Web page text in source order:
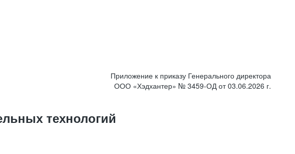
Приложение к приказу Генерального директора
ООО «Хэдхантер» № 3459-ОД от 03.06.2026 г.
технологий